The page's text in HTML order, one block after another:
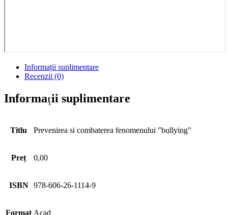
Informații suplimentare
Recenzii (0)
Informații suplimentare
Titlu Prevenirea si combaterea fenomenului "bullying"
Preț 0,00
ISBN 978-606-26-1114-9
Format Acad